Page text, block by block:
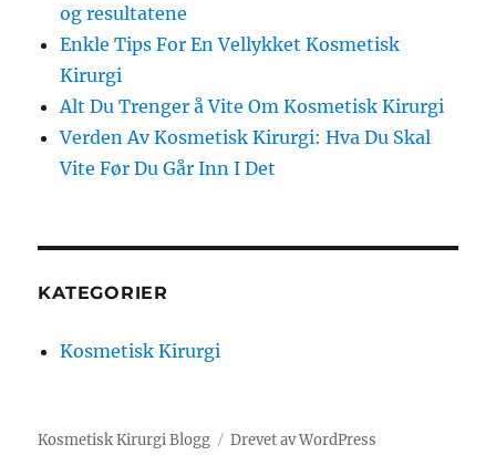
og resultatene
Enkle Tips For En Vellykket Kosmetisk
Kirurgi
Alt Du Trenger å Vite Om Kosmetisk Kirurgi
Verden Av Kosmetisk Kirurgi: Hva Du Skal
Vite Før Du Går Inn I Det
KATEGORIER
Kosmetisk Kirurgi
Kosmetisk Kirurgi Blogg Drevet av WordPress